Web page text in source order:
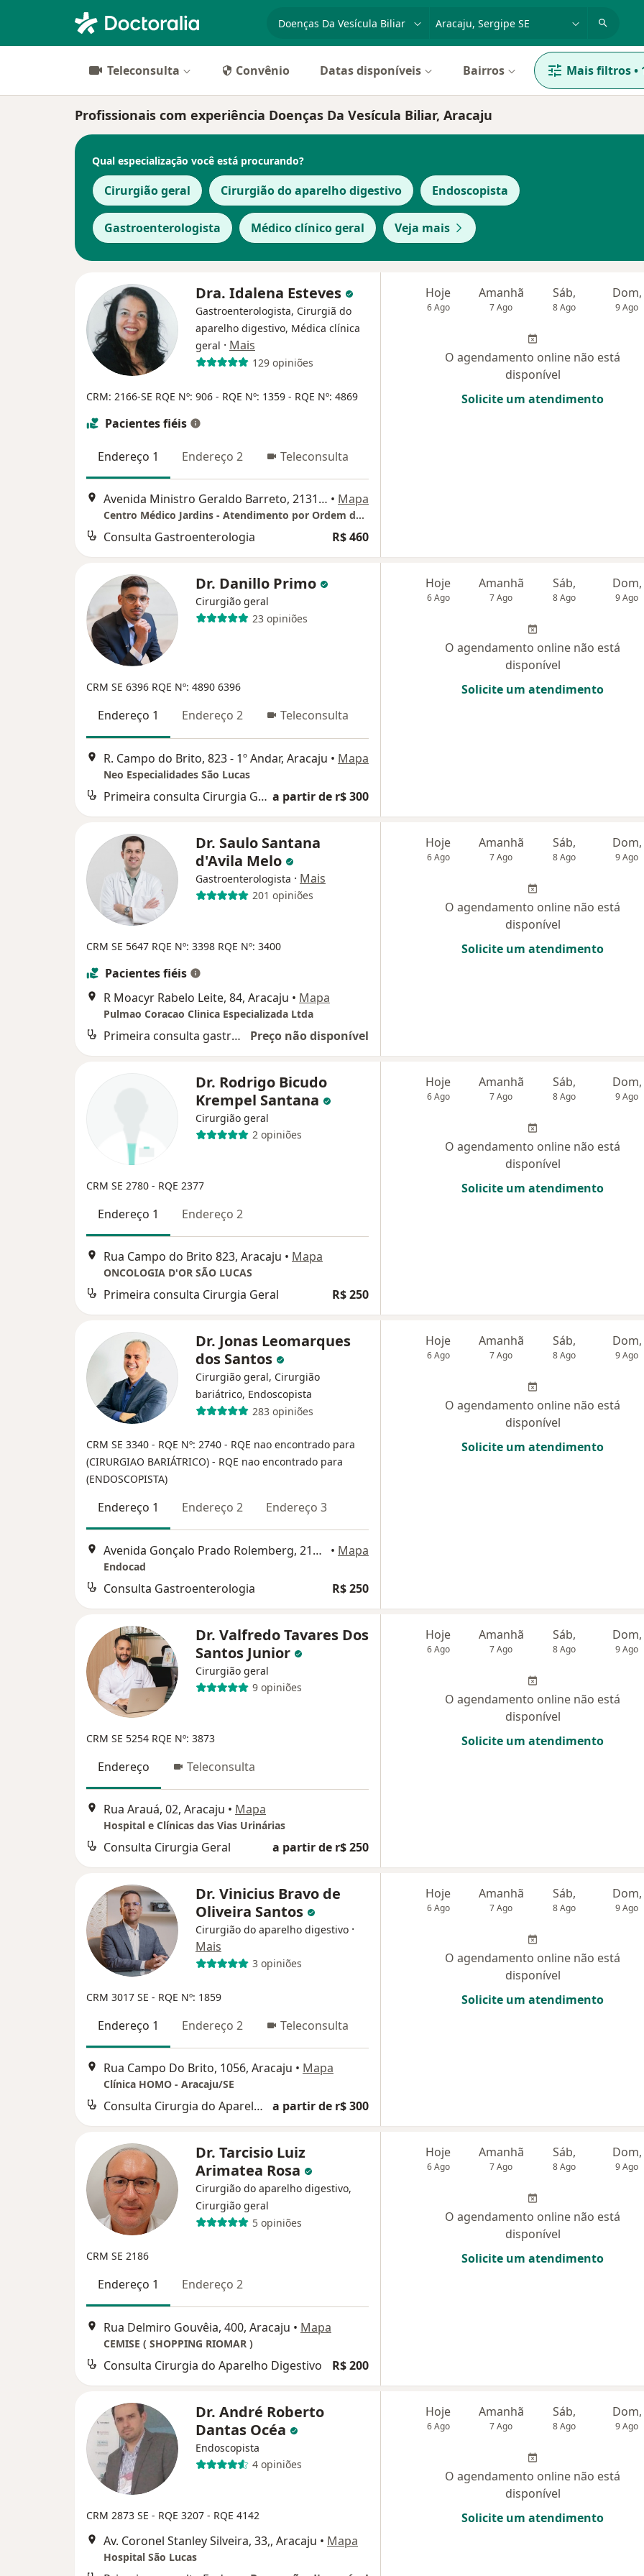
especialidade, doença ou nome
Teleconsulta Convênio Datas disponíveis Bairros Mais filtros•
Profissionais com experiência Doenças Da Vesícula Biliar, Aracaju
Qual especialização você está procurando?
Cirurgião geral Cirurgião do aparelho digestivo Endoscopista
Gastroenterologista Médico clínico geral Veja mais
Dra. Idalena Esteves
Gastroenterologista, Cirurgiã do
aparelho digestivo, Médica clínica
geral · Mais
129 opiniões
CRM: 2166-SE RQE Nº: 906 - RQE Nº: 1359 - RQE Nº: 4869
Pacientes fiéis
Endereço 1 Endereço 2 Teleconsulta
Avenida Ministro Geraldo Barreto, 2131 - 5º Sala 509, Aracaju • Mapa
Centro Médico Jardins - Atendimento por Ordem de Chegada
Consulta Gastroenterologia R$ 460
Hoje
6 Ago
Amanhã
7 Ago
Sáb,
8 Ago
Dom,
9 Ago
O agendamento online não está
disponível
Solicite um atendimento
Dr. Danillo Primo
Cirurgião geral
23 opiniões
CRM SE 6396 RQE Nº: 4890 6396
Endereço 1 Endereço 2 Teleconsulta
R. Campo do Brito, 823 - 1º Andar, Aracaju • Mapa
Neo Especialidades São Lucas
Primeira consulta Cirurgia Geral a partir de r$ 300
Hoje
6 Ago
Amanhã
7 Ago
Sáb,
8 Ago
Dom,
9 Ago
O agendamento online não está
disponível
Solicite um atendimento
Dr. Saulo Santana
d'Avila Melo
Gastroenterologista · Mais
201 opiniões
CRM SE 5647 RQE Nº: 3398 RQE Nº: 3400
Pacientes fiéis
R Moacyr Rabelo Leite, 84, Aracaju • Mapa
Pulmao Coracao Clinica Especializada Ltda
Primeira consulta gastroenterologia Preço não disponível
Hoje
6 Ago
Amanhã
7 Ago
Sáb,
8 Ago
Dom,
9 Ago
O agendamento online não está
disponível
Solicite um atendimento
Dr. Rodrigo Bicudo
Krempel Santana
Cirurgião geral
2 opiniões
CRM SE 2780 - RQE 2377
Endereço 1 Endereço 2
Rua Campo do Brito 823, Aracaju • Mapa
ONCOLOGIA D'OR SÃO LUCAS
Primeira consulta Cirurgia Geral R$ 250
Hoje
6 Ago
Amanhã
7 Ago
Sáb,
8 Ago
Dom,
9 Ago
O agendamento online não está
disponível
Solicite um atendimento
Dr. Jonas Leomarques
dos Santos
Cirurgião geral, Cirurgião
bariátrico, Endoscopista
283 opiniões
CRM SE 3340 - RQE Nº: 2740 - RQE nao encontrado para
(CIRURGIAO BARIÁTRICO) - RQE nao encontrado para
(ENDOSCOPISTA)
Endereço 1 Endereço 2 Endereço 3
Avenida Gonçalo Prado Rolemberg, 211, Aracaju • Mapa
Endocad
Consulta Gastroenterologia R$ 250
Hoje
6 Ago
Amanhã
7 Ago
Sáb,
8 Ago
Dom,
9 Ago
O agendamento online não está
disponível
Solicite um atendimento
Dr. Valfredo Tavares Dos
Santos Junior
Cirurgião geral
9 opiniões
CRM SE 5254 RQE Nº: 3873
Endereço Teleconsulta
Rua Arauá, 02, Aracaju • Mapa
Hospital e Clínicas das Vias Urinárias
Consulta Cirurgia Geral a partir de r$ 250
Hoje
6 Ago
Amanhã
7 Ago
Sáb,
8 Ago
Dom,
9 Ago
O agendamento online não está
disponível
Solicite um atendimento
Dr. Vinicius Bravo de
Oliveira Santos
Cirurgião do aparelho digestivo ·
Mais
3 opiniões
CRM 3017 SE - RQE Nº: 1859
Endereço 1 Endereço 2 Teleconsulta
Rua Campo Do Brito, 1056, Aracaju • Mapa
Clínica HOMO - Aracaju/SE
Consulta Cirurgia do Aparelho Digestivo a partir de r$ 300
Hoje
6 Ago
Amanhã
7 Ago
Sáb,
8 Ago
Dom,
9 Ago
O agendamento online não está
disponível
Solicite um atendimento
Dr. Tarcisio Luiz
Arimatea Rosa
Cirurgião do aparelho digestivo,
Cirurgião geral
5 opiniões
CRM SE 2186
Endereço 1 Endereço 2
Rua Delmiro Gouvêia, 400, Aracaju • Mapa
CEMISE ( SHOPPING RIOMAR )
Consulta Cirurgia do Aparelho Digestivo R$ 200
Hoje
6 Ago
Amanhã
7 Ago
Sáb,
8 Ago
Dom,
9 Ago
O agendamento online não está
disponível
Solicite um atendimento
Dr. André Roberto
Dantas Océa
Endoscopista
4 opiniões
CRM 2873 SE - RQE 3207 - RQE 4142
Av. Coronel Stanley Silveira, 33,, Aracaju • Mapa
Hospital São Lucas
Hoje
6 Ago
Amanhã
7 Ago
Sáb,
8 Ago
Dom,
9 Ago
O agendamento online não está
disponível
Solicite um atendimento